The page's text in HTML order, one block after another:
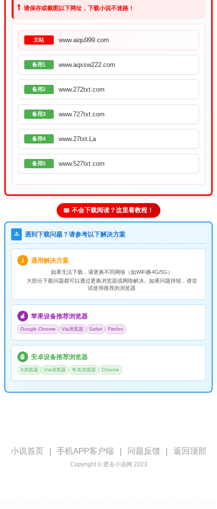
❗ 请保存或截图以下网址，下载小说不迷路！
主站 www.aiqu999.com
备用1 www.aqxsw222.com
备用2 www.272txt.com
备用3 www.727txt.com
备用4 www.27txt.La
备用5 www.527txt.com
📖 不会下载阅读？这里看教程！
⚠️ 遇到下载问题？请参考以下解决方案
1 通用解决方案
如果无法下载，请更换不同网络（如WiFi换4G/5G）
大部分下载问题都可以通过更换浏览器或网络解决。如果问题持续，请尝
试使用推荐的浏览器
🍎 苹果设备推荐浏览器
Google Chrome Via浏览器 Safari Firefox
🤖 安卓设备推荐浏览器
X浏览器 Via浏览器 夸克浏览器 Chrome
小说首页 手机APP客户端 问题反馈 返回顶部
Copyright © 爱去小说网 2023